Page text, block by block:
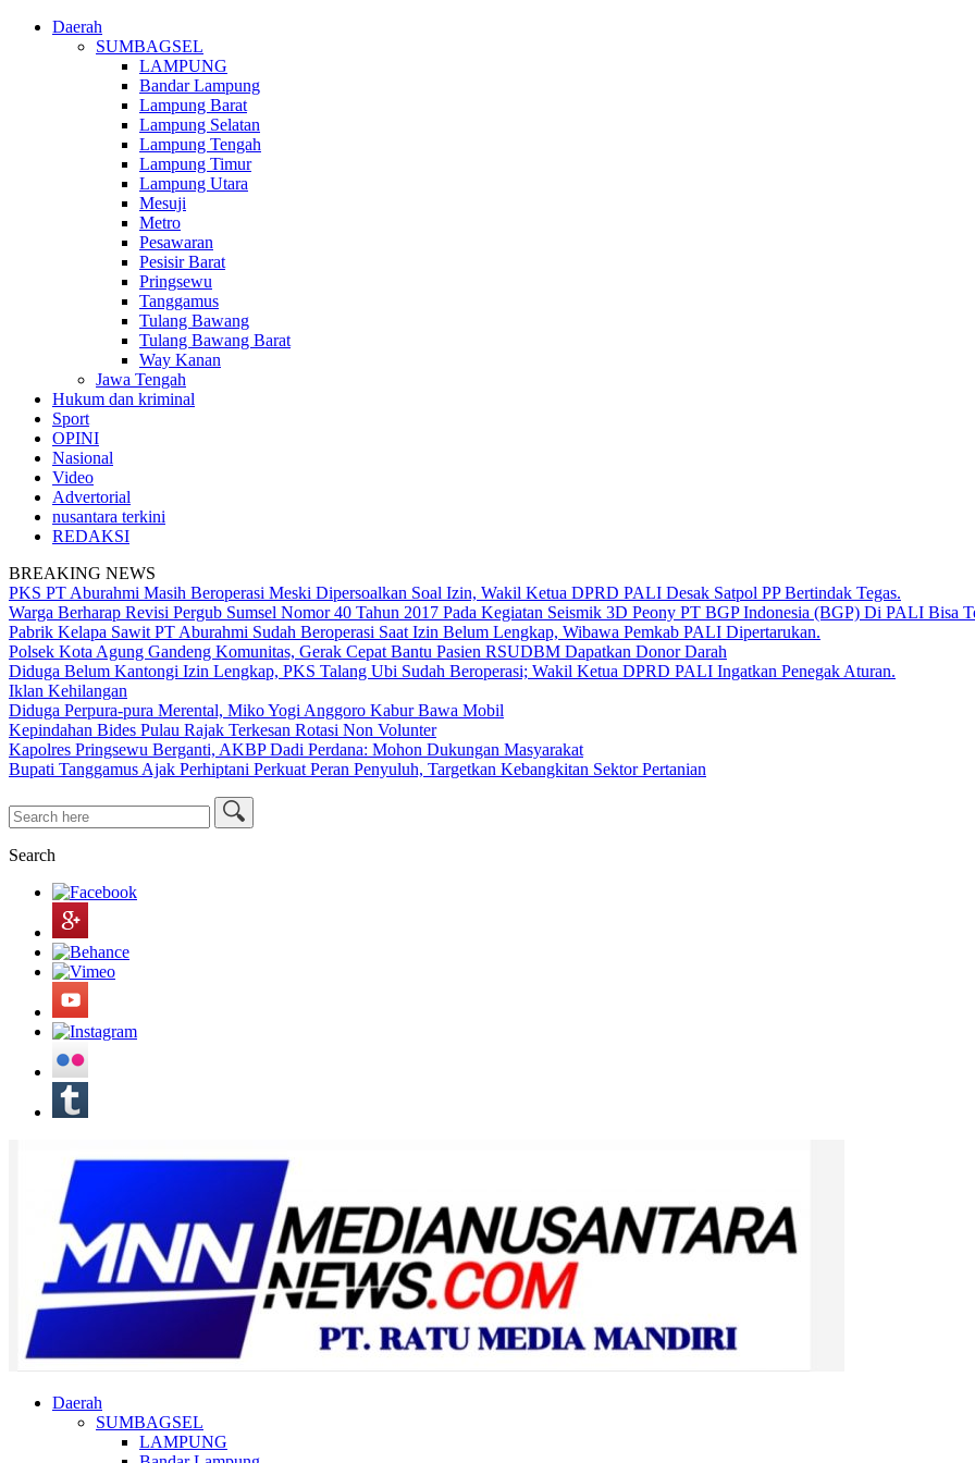
Daerah
SUMBAGSEL
LAMPUNG
Bandar Lampung
Lampung Barat
Lampung Selatan
Lampung Tengah
Lampung Timur
Lampung Utara
Mesuji
Metro
Pesawaran
Pesisir Barat
Pringsewu
Tanggamus
Tulang Bawang
Tulang Bawang Barat
Way Kanan
Jawa Tengah
Hukum dan kriminal
Sport
OPINI
Nasional
Video
Advertorial
nusantara terkini
REDAKSI
BREAKING NEWS
PKS PT Aburahmi Masih Beroperasi Meski Dipersoalkan Soal Izin, Wakil Ketua DPRD PALI Desak Satpol PP Bertindak Tegas.
Warga Berharap Revisi Pergub Sumsel Nomor 40 Tahun 2017 Pada Kegiatan Seismik 3D Peony PT BGP Indonesia (BGP) Di PALI Bisa
Pabrik Kelapa Sawit PT Aburahmi Sudah Beroperasi Saat Izin Belum Lengkap, Wibawa Pemkab PALI Dipertarukan.
Polsek Kota Agung Gandeng Komunitas, Gerak Cepat Bantu Pasien RSUDBM Dapatkan Donor Darah
Diduga Belum Kantongi Izin Lengkap, PKS Talang Ubi Sudah Beroperasi; Wakil Ketua DPRD PALI Ingatkan Penegak Aturan.
Iklan Kehilangan
Diduga Perpura-pura Merental, Miko Yogi Anggoro Kabur Bawa Mobil
Kepindahan Bides Pulau Rajak Terkesan Rotasi Non Volunter
Kapolres Pringsewu Berganti, AKBP Dadi Perdana: Mohon Dukungan Masyarakat
Bupati Tanggamus Ajak Perhiptani Perkuat Peran Penyuluh, Targetkan Kebangkitan Sektor Pertanian
Search
Daerah
SUMBAGSEL
LAMPUNG